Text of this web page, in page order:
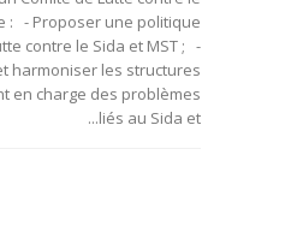
: - Proposer une politique
contre le Sida et MST ; -
harmoniser les structures
en charge des problèmes
liés au Sida et...